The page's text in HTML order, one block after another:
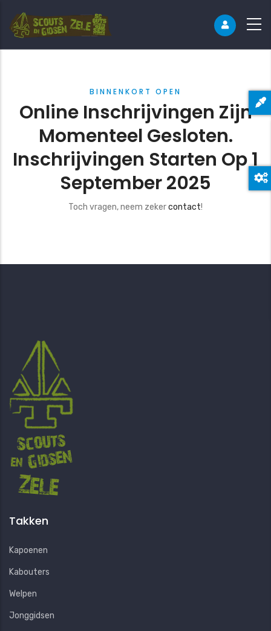
BINNENKORT OPEN
Online Inschrijvingen Zijn
Momenteel Gesloten.
Inschrijvingen Starten Op 1
September 2025
Toch vragen, neem zekercontact!
Takken
Kapoenen
Kabouters
Welpen
Jonggidsen